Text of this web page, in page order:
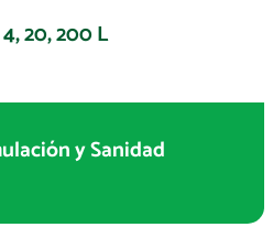
20, 200 L
y Sanidad